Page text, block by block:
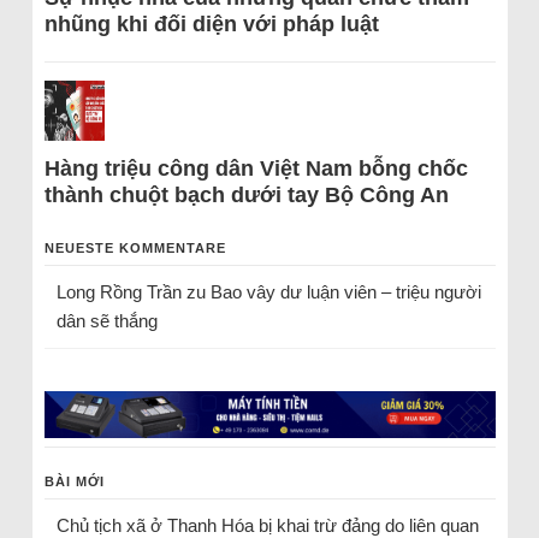
nhũng khi đối diện với pháp luật
Hàng triệu công dân Việt Nam bỗng chốc
thành chuột bạch dưới tay Bộ Công An
NEUESTE KOMMENTARE
Long Rồng Trầnzu Bao vây dư luận viên – triệu người
dân sẽ thắng
BÀI MỚI
Chủ tịch xã ở Thanh Hóa bị khai trừ đảng do liên quan